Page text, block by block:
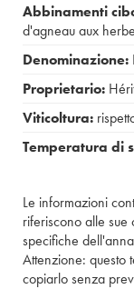
Abbinamenti
d'agneau aux
Denominazione:
Proprietario:
Viticoltura:
Temperatura di
Le informazioni
riferiscono alle
specifiche
Attenzione: questo
copiarlo senza